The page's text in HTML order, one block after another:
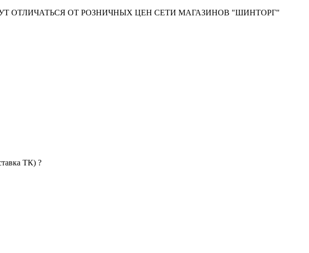
ОТЛИЧАТЬСЯ ОТ РОЗНИЧНЫХ ЦЕН СЕТИ МАГАЗИНОВ "ШИНТОРГ"
ТК) ?